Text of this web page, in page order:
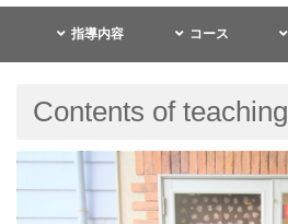
指導内容 コース
Contents of teaching